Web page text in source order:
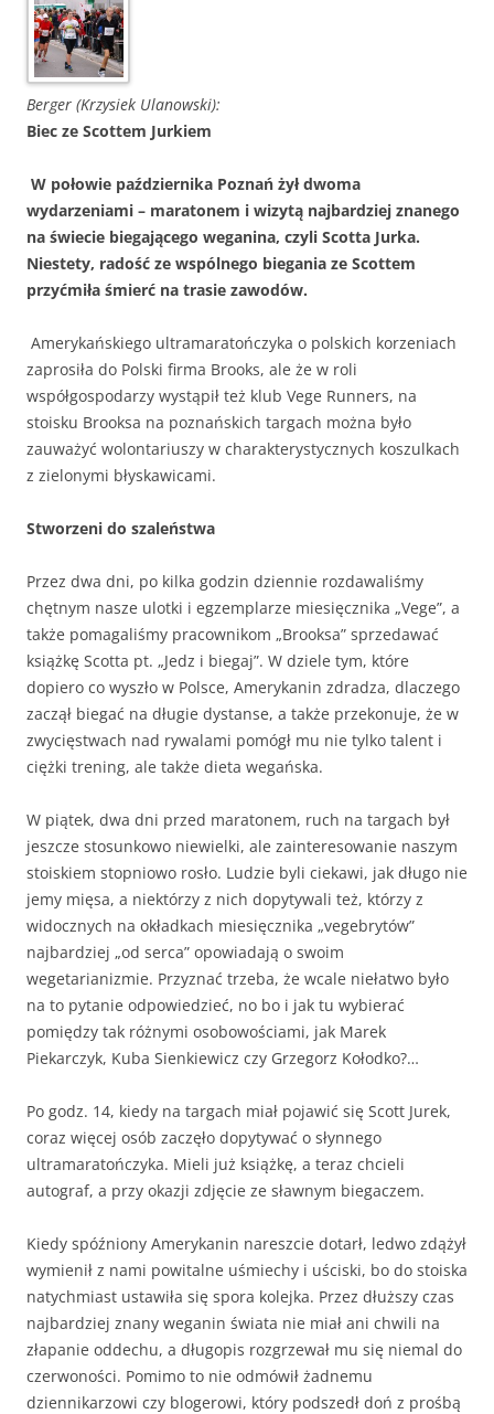
Berger (Krzysiek Ulanowski):
Biec ze Scottem Jurkiem
W połowie października Poznań żył dwoma
wydarzeniami – maratonem i wizytą najbardziej znanego
na świecie biegającego weganina, czyli Scotta Jurka.
Niestety, radość ze wspólnego biegania ze Scottem
przyćmiła śmierć na trasie zawodów.
Amerykańskiego ultramaratończyka o polskich korzeniach
zaprosiła do Polski firma Brooks, ale że w roli
współgospodarzy wystąpił też klub Vege Runners, na
stoisku Brooksa na poznańskich targach można było
zauważyć wolontariuszy w charakterystycznych koszulkach
z zielonymi błyskawicami.
Stworzeni do szaleństwa
Przez dwa dni, po kilka godzin dziennie rozdawaliśmy
chętnym nasze ulotki i egzemplarze miesięcznika „Vege”, a
także pomagaliśmy pracownikom „Brooksa” sprzedawać
książkę Scotta pt. „Jedz i biegaj”. W dziele tym, które
dopiero co wyszło w Polsce, Amerykanin zdradza, dlaczego
zaczął biegać na długie dystanse, a także przekonuje, że w
zwycięstwach nad rywalami pomógł mu nie tylko talent i
ciężki trening, ale także dieta wegańska.
W piątek, dwa dni przed maratonem, ruch na targach był
jeszcze stosunkowo niewielki, ale zainteresowanie naszym
stoiskiem stopniowo rosło. Ludzie byli ciekawi, jak długo nie
jemy mięsa, a niektórzy z nich dopytywali też, którzy z
widocznych na okładkach miesięcznika „vegebrytów”
najbardziej „od serca” opowiadają o swoim
wegetarianizmie. Przyznać trzeba, że wcale niełatwo było
na to pytanie odpowiedzieć, no bo i jak tu wybierać
pomiędzy tak różnymi osobowościami, jak Marek
Piekarczyk, Kuba Sienkiewicz czy Grzegorz Kołodko?…
Po godz. 14, kiedy na targach miał pojawić się Scott Jurek,
coraz więcej osób zaczęło dopytywać o słynnego
ultramaratończyka. Mieli już książkę, a teraz chcieli
autograf, a przy okazji zdjęcie ze sławnym biegaczem.
Kiedy spóźniony Amerykanin nareszcie dotarł, ledwo zdążył
wymienił z nami powitalne uśmiechy i uściski, bo do stoiska
natychmiast ustawiła się spora kolejka. Przez dłuższy czas
najbardziej znany weganin świata nie miał ani chwili na
złapanie oddechu, a długopis rozgrzewał mu się niemal do
czerwoności. Pomimo to nie odmówił żadnemu
dziennikarzowi czy blogerowi, który podszedł doń z prośbą